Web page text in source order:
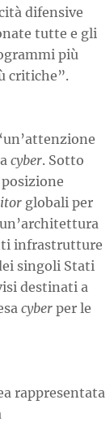
difensive
tutte e gli
più
critiche”.
cyber. Sotto
globali per
infrastrutture
singoli Stati
destinati a
cyber per le
rappresentata